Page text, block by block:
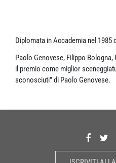
Diplomata in Accademia nel 1985
Paolo Genovese, Filippo
il premio come miglior
sconosciuti” di Paolo Genovese.